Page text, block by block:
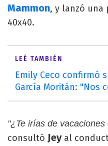
Mammon, y lanzó una
40x40.
LEÉ TAMBIÉN
Emily Ceco confirmó
García Moritán: "Nos
"¿Te irías de
consultó Jeyal